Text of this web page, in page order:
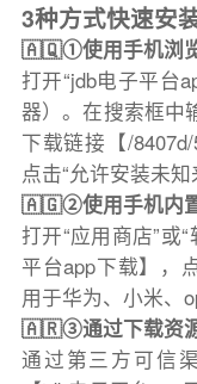
3种方式快速安
🇦🇶①使用手机浏
打开“jdb电子平台
器）。在搜索框中
下载链接【/
点击“允许安装未知
🇦🇬②使用手机内
打开“应用商店”或
平台app下载】，
用于华为、小米、
🇦🇷③通过下载资
通过第三方可信